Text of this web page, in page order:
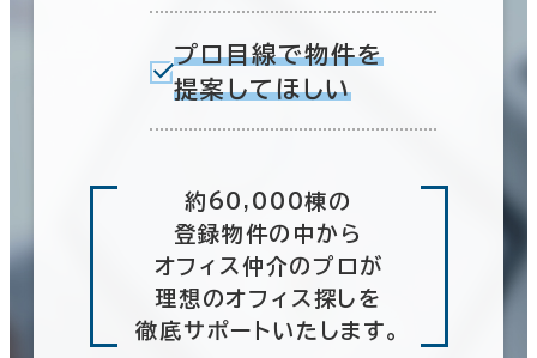
プロ目線で物件を
提案してほしい
約60,000棟の
登録物件の中から
オフィス仲介のプロが
理想のオフィス探しを
徹底サポートいたします。